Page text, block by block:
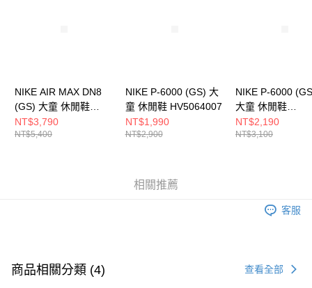
NIKE AIR MAX DN8
(GS) 大童 休閒鞋
HF7310005
NT$3,790
NT$5,400
NIKE P-6000 (GS) 大
童 休閒鞋 HV5064007
NT$1,990
NT$2,900
NIKE P-6000
大童 休閒鞋
IQ1134161
NT$2,190
NT$3,100
相關推薦
客服
商品相關分類 (4) 查看全部